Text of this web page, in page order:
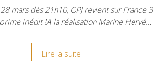
mars dès 21h10, OPJ revient sur France 3
inédit !A la réalisation Marine Hervé…
Lire la suite